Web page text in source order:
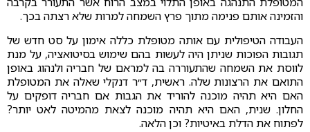
והזמינה אותם פנימה מתוך פרץ השמחה למרות שלא רצתה בכך.
העבודה הטיפולית עם אותה מטופלת כללה אימון על סט חדש של
תגובות הפוכות שניתן היה לעשות בהם שימוש בסיטואציה, על מנת
לווסת את השמחה שהתעוררה בה למראם של חבריה ולנהוג באופן
התואם את הרצונות שלה. ראשית, ד״ר דנקלי שאלה את המטופלת
האם היא תהיה מוכנה להוריד את הגבות אם חבריה דופקים על
החלון. שנית, האם היא תהיה מוכנה לצאת מהמיטה לאט יותר?
לפתוח את הדלת באיטיות? וכן הלאה.